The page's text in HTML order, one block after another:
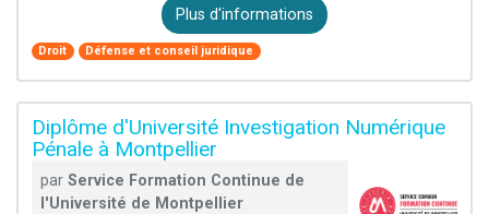
Plus d'informations
Droit Défense et conseil juridique
Diplôme d'Université Investigation Numérique
Pénale à Montpellier
par Service Formation Continue de
l'Université de Montpellier